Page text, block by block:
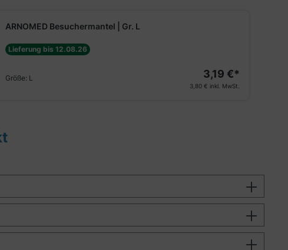
inkl. MwSt.
ARNOMED Besuchermantel | Gr. L
Lieferung bis 12.08.26
Größe: L 3,19 €*
3,80 € inkl. MwSt.